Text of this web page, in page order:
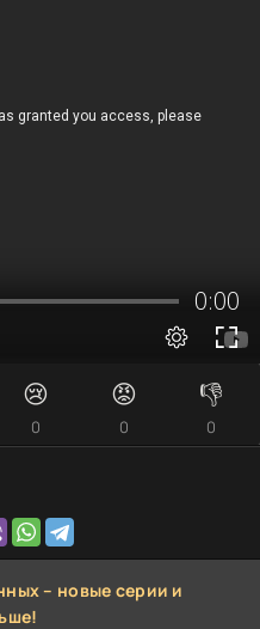
😢
0
😡
0
👎
0
– новые серии и